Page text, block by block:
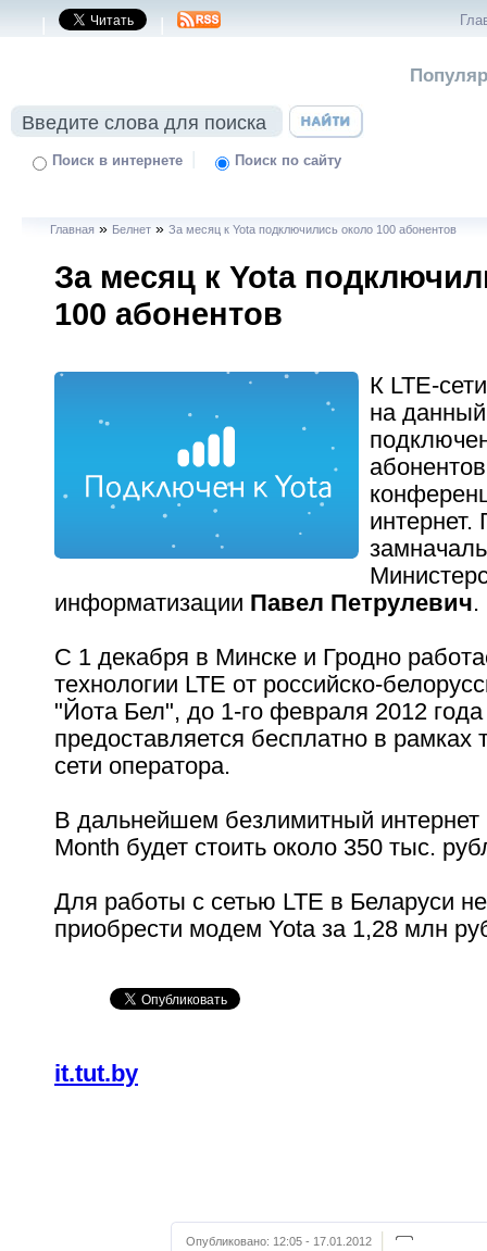
| |
Поиск в интернете | Поиск по сайту
Главная » Белнет »За месяц к Yota подключились около 100 абонентов
За месяц к Yota
100 абонентов
К LTE-
на
интернет.
информатизации Павел Петрулевич.
С 1 декабря в Минске и Гродно
технологии LTE от российско-
"Йота Бел", до 1-го февраля 2012 года
предоставляется бесплатно в рамках
сети оператора.
В дальнейшем безлимитный интернет
Month будет стоить около 350 тыс.
Для работы с сетью LTE в Беларуси
приобрести модем Yota за 1,28 млн
it.tut.by
Опубликовано: 12:05 - 17.01.2012